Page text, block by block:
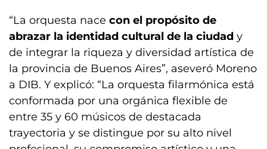
“La orquesta nace con el propósito de
abrazar la identidad cultural de la ciudad y
de integrar la riqueza y diversidad artística de
la provincia de Buenos Aires”, aseveró Moreno
a DIB. Y explicó: “La orquesta filarmónica está
conformada por una orgánica flexible de
entre 35 y 60 músicos de destacada
trayectoria y se distingue por su alto nivel